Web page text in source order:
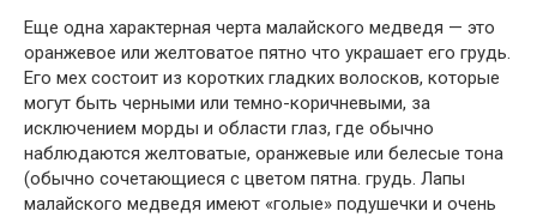
Еще одна характерная черта малайского медведя — это
оранжевое или желтоватое пятно что украшает его грудь.
Его мех состоит из коротких гладких волосков, которые
могут быть черными или темно-коричневыми, за
исключением морды и области глаз, где обычно
наблюдаются желтоватые, оранжевые или белесые тона
(обычно сочетающиеся с цветом пятна. грудь. Лапы
малайского медведя имеют «голые» подушечки и очень